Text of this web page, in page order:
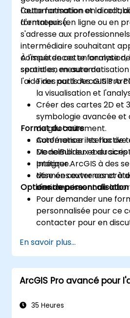
l'automatisation et la
d'entreprise.
Cette formation en direct,
formateur (en ligne ou en
s'adresse aux
intermédiaire souhaitant
compétences en analyse
spatiales, en
l'aide des outils ArcGIS Pro
À l'issue de cette
seront en mesure de :
Tirer parti des outils
la visualisation et
Créer des cartes 2D et
symbologie avancée et
de géotraitement.
Automatiser les flux de
ModelBuilder et du
Intégrer ArcGIS à des
données externes et à
d'entreprise.
Format du cours
Conférence interactive
De nombreux
pratique.
Mise en œuvre
environnement de
Options de
Pour demander une
personnalisée pour ce
contacter pour en
En savoir plus...
ArcGIS Pro avancé pour
35 Heures